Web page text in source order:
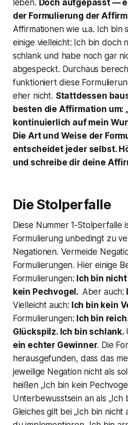
leben. Doch aufgepasst —
der Formulierung der
Affirmationen wie u.a. Ich bin
einige vielleicht: Ich bin doch
schlank und habe noch gar
abgespeckt. Durchaus
funktioniert diese
eher nicht. Stattdessen
besten die Affirmation um:
kontinuierlich auf mein
Die Art und Weise der
entscheidet jeder selbst.
und schreibe dir deine
Die Stolperfalle
Diese Nummer 1‑Stolperfalle
Formulierung unbedingt zu
Negationen. Vermeide
Formulierungen. Hier einige
Formulierungen: Ich bin
kein Pechvogel. Aber auch:
Vielleicht auch: Ich bin kein
Formulierungen: Ich bin
Glückspilz. Ich bin schlank.
ein echter Gewinner. Die
herausgefunden, dass das
jeweilige Negation nicht als
heißen „Ich bin kein
Unterbewusstsein an als „Ich
Gleiches gilt bei „Ich bin nicht